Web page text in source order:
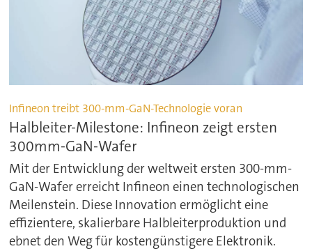
Infineon treibt 300-mm-GaN-Technologie voran
Halbleiter-Milestone: Infineon zeigt ersten
300mm-GaN-Wafer
Mit der Entwicklung der weltweit ersten 300-mm-
GaN-Wafer erreicht Infineon einen technologischen
Meilenstein. Diese Innovation ermöglicht eine
effizientere, skalierbare Halbleiterproduktion und
ebnet den Weg für kostengünstigere Elektronik.